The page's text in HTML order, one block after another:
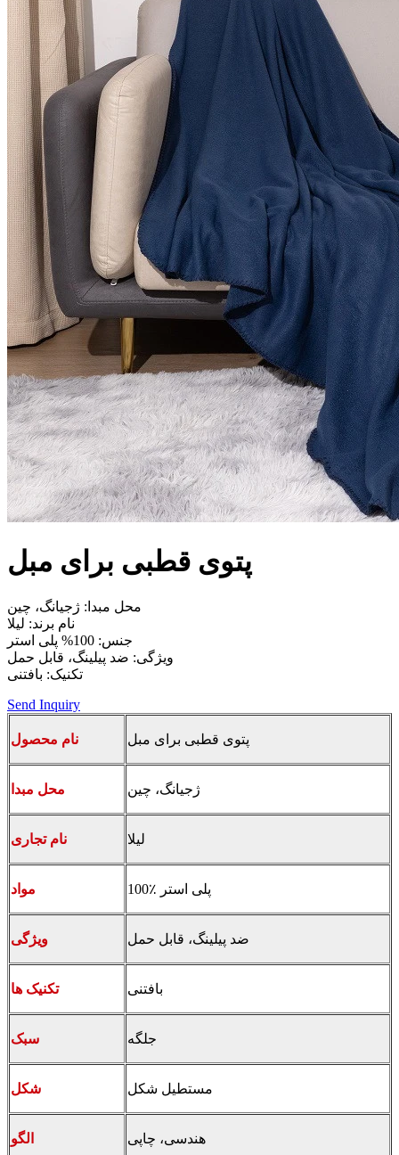
پتوی قطبی برای مبل
محل مبدا: ژجیانگ، چین
نام برند: لیلا
جنس: 100% پلی استر
ویژگی: ضد پیلینگ، قابل حمل
تکنیک: بافتنی
Send Inquiry
نام محصول پتوی قطبی برای مبل
محل مبدا ژجیانگ، چین
نام تجاری لیلا
مواد 100٪ پلی استر
ویژگی ضد پیلینگ، قابل حمل
تکنیک ها بافتنی
سبک جلگه
شکل مستطیل شکل
الگو هندسی، چاپی